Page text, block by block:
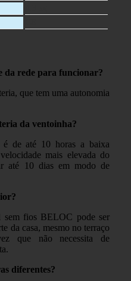
da rede para funcionar?
que tem uma autonomia
da ventoinha?
é de até 10 horas a baixa
mais elevada do
até 10 dias em modo de
sem fios BELOC pode ser
da casa, mesmo no terraço
que não necessita de
diferentes?